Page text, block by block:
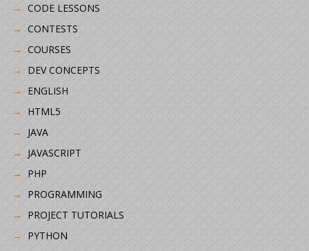
CODE LESSONS
CONTESTS
COURSES
DEV CONCEPTS
ENGLISH
HTML5
JAVA
JAVASCRIPT
PHP
PROGRAMMING
PROJECT TUTORIALS
PYTHON